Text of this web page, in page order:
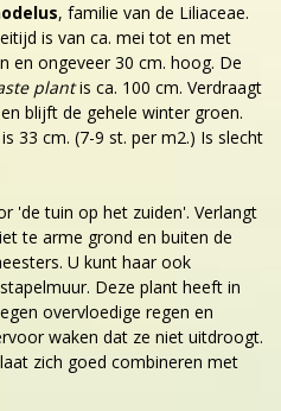
, familie van de Liliaceae.
is van ca. mei tot en met
en ongeveer 30 cm. hoog. De
plantis ca. 100 cm. Verdraagt
blijft de gehele winter groen.
33 cm. (7-9 st. per m2.) Is slecht
'de tuin op het zuiden'. Verlangt
te arme grond en buiten de
U kunt haar ook
Deze plant heeft in
overvloedige regen en
waken dat ze niet uitdroogt.
zich goed combineren met